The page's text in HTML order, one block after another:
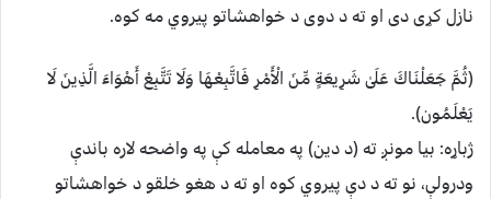
نازل كړى دى او ته د دوى د خواهشاتو پیروي مه كوه.
(ثُمَّ جَعَلْنَاكَ عَلَىٰ شَرِيعَةٍ مِّنَ الْأَمْرِ فَاتَّبِعْهَا وَلَا تَتَّبِعْ أَهْوَاءَ الَّذِينَ لَا
يَعْلَمُون).
ژباړه: بیا مونږ ته (د دين) په معامله كې په واضحه لاره باندې
ودرولې، نو ته د دې پیروي كوه او ته د هغو خلقو د خواهشاتو